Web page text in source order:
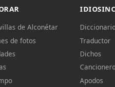
de Alconétar
de fotos
Traductor
Dichos
Apodos